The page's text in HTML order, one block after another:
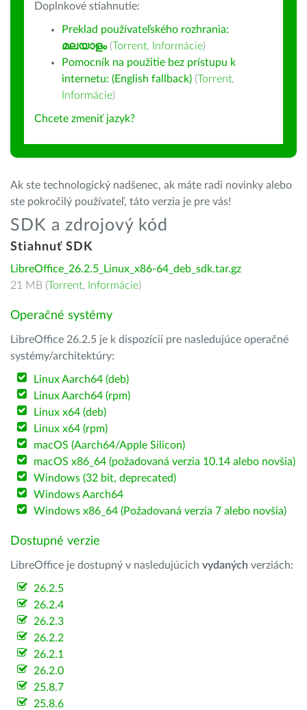
Doplnkové stiahnutie:
Preklad používateľského rozhrania:
മലയാളം (Torrent, Informácie)
Pomocník na použitie bez prístupu k
internetu: (English fallback) (Torrent,
Informácie)
Chcete zmeniť jazyk?
Ak ste technologický nadšenec, ak máte radi novinky alebo
ste pokročilý používateľ, táto verzia je pre vás!
SDK a zdrojový kód
Stiahnuť SDK
LibreOffice_26.2.5_Linux_x86-64_deb_sdk.tar.gz
21 MB (Torrent, Informácie)
Operačné systémy
LibreOffice 26.2.5 je k dispozícii pre nasledujúce operačné
systémy/architektúry:
Linux Aarch64 (deb)
Linux Aarch64 (rpm)
Linux x64 (deb)
Linux x64 (rpm)
macOS (Aarch64/Apple Silicon)
macOS x86_64 (požadovaná verzia 10.14 alebo novšia)
Windows (32 bit, deprecated)
Windows Aarch64
Windows x86_64 (Požadovaná verzia 7 alebo novšia)
Dostupné verzie
LibreOffice je dostupný v nasledujúcich vydaných verziách:
26.2.5
26.2.4
26.2.3
26.2.2
26.2.1
26.2.0
25.8.7
25.8.6